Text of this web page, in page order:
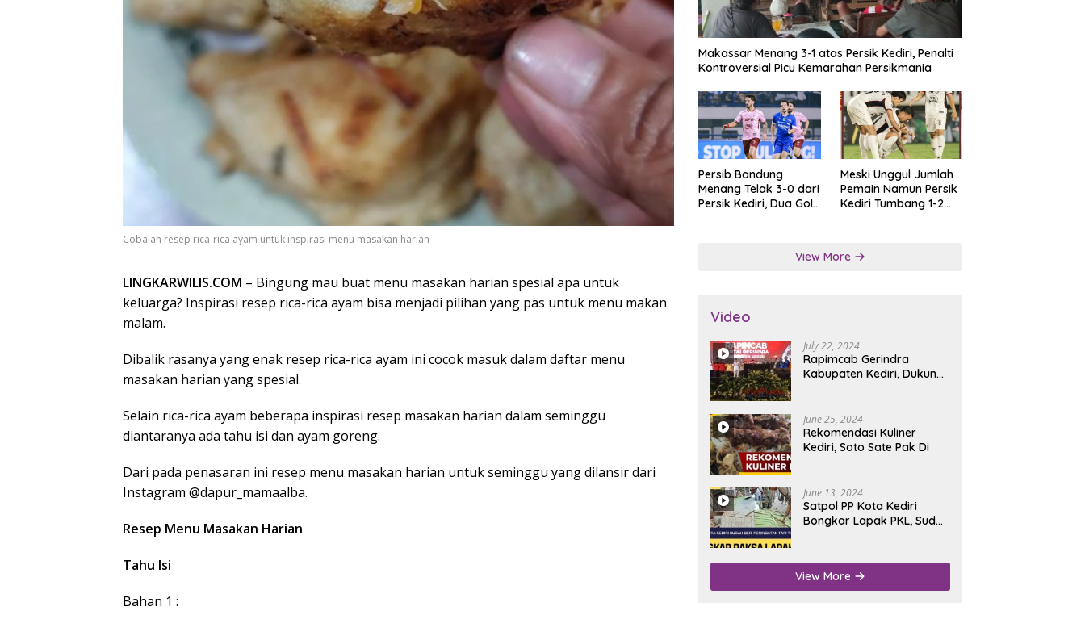
Cobalah resep rica-rica ayam untuk inspirasi menu masakan harian
LINGKARWILIS.COM – Bingung mau buat menu masakan harian spesial apa untuk
keluarga? Inspirasi resep rica-rica ayam bisa menjadi pilihan yang pas untuk menu makan
malam.
Dibalik rasanya yang enak resep rica-rica ayam ini cocok masuk dalam daftar menu
masakan harian yang spesial.
Selain rica-rica ayam beberapa inspirasi resep masakan harian dalam seminggu
diantaranya ada tahu isi dan ayam goreng.
Dari pada penasaran ini resep menu masakan harian untuk seminggu yang dilansir dari
Instagram @dapur_mamaalba.
Resep Menu Masakan Harian
Tahu Isi
Bahan 1 :
Makassar Menang 3-1 atas Persik Kediri, Penalti
Kontroversial Picu Kemarahan Persikmania
Persib Bandung
Menang Telak 3-0 dari
Persik Kediri, Dua Gol
Meski Unggul Jumlah
Pemain Namun Persik
Kediri Tumbang 1-2
View More
Video
July 22, 2024
Rapimcab Gerindra
Kabupaten Kediri, Dukung
June 25, 2024
Rekomendasi Kuliner
Kediri, Soto Sate Pak Di
June 13, 2024
Satpol PP Kota Kediri
Bongkar Lapak PKL, Sudah
View More